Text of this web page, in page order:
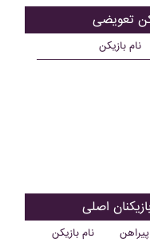
نام بازیکن
نام بازیکن پیراهن